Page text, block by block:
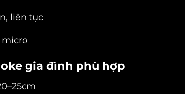
liên tục
micro
gia đình phù hợp